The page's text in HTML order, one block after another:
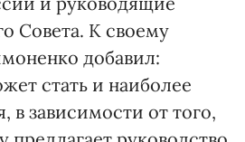
Совета. К своему
добавил:
стать и наиболее
в зависимости от того,